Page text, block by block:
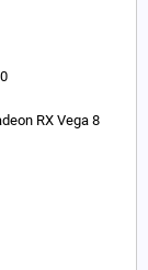
RX Vega 8